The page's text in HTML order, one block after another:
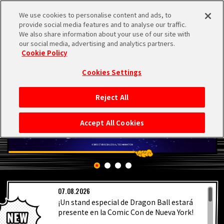
MEN
INICIO
NOTICIAS
LO MÁS DESTACADO
VÍDEOS
07.08.2026
¡Un stand especial de Dragon Ball estará
presente en la Comic Con de Nueva York!
We use cookies to personalise content and ads, to
provide social media features and to analyse our traffic.
We also share information about your use of our site with
our social media, advertising and analytics partners.
Cookie Policy
Cookies Settings
Reject All
Accept All Cookies